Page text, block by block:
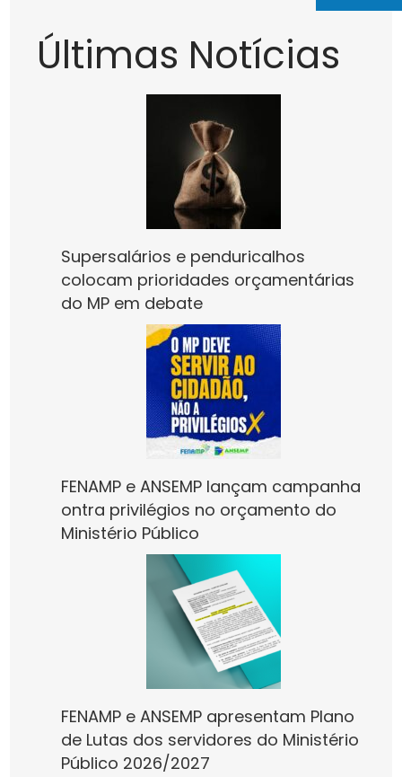
Últimas Notícias
Supersalários e penduricalhos
colocam prioridades orçamentárias
do MP em debate
FENAMP e ANSEMP lançam campanha
ontra privilégios no orçamento do
Ministério Público
FENAMP e ANSEMP apresentam Plano
de Lutas dos servidores do Ministério
Público 2026/2027